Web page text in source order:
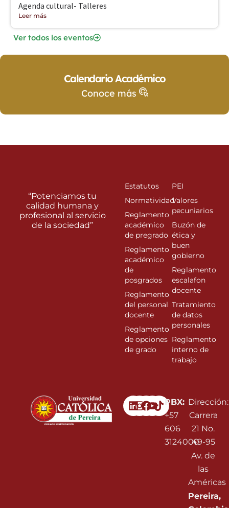
Agenda cultural- Talleres
Leer más
Ver todos los eventos
Calendario Académico
Conoce más
Linkedin
Instagram
Facebook
Youtube
PBX:
+57
606
3124000
Dirección:
Carrera
21 No.
49-95
Av. de
las
Américas
Pereira,
“Potenciamos tu
calidad humana y
profesional al servicio
de la sociedad”
Estatutos
Normatividad
Reglamento
académico
de pregrado
Reglamento
académico
de
posgrados
Reglamento
del personal
docente
Reglamento
de opciones
de grado
PEI
Valores
pecuniarios
Buzón de
ética y
buen
gobierno
Reglamento
escalafon
docente
Tratamiento
de datos
personales
Reglamento
interno de
trabajo